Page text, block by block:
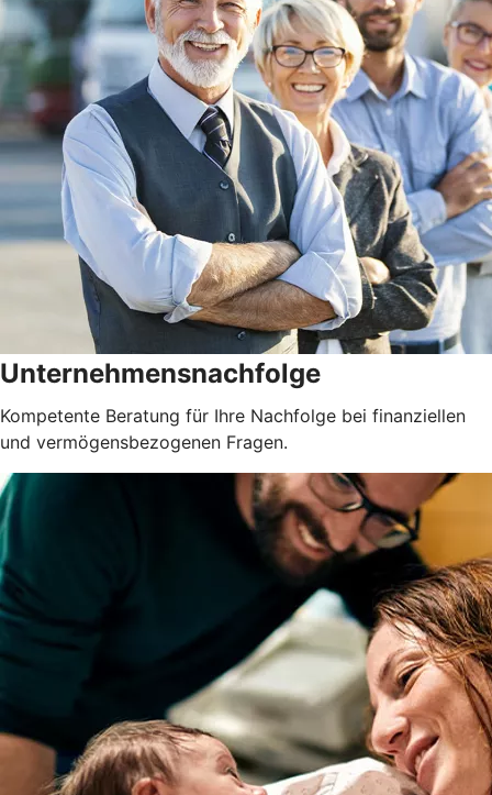
Unternehmensnachfolge
Kompetente Beratung für Ihre Nachfolge bei finanziellen
und vermögensbezogenen Fragen.